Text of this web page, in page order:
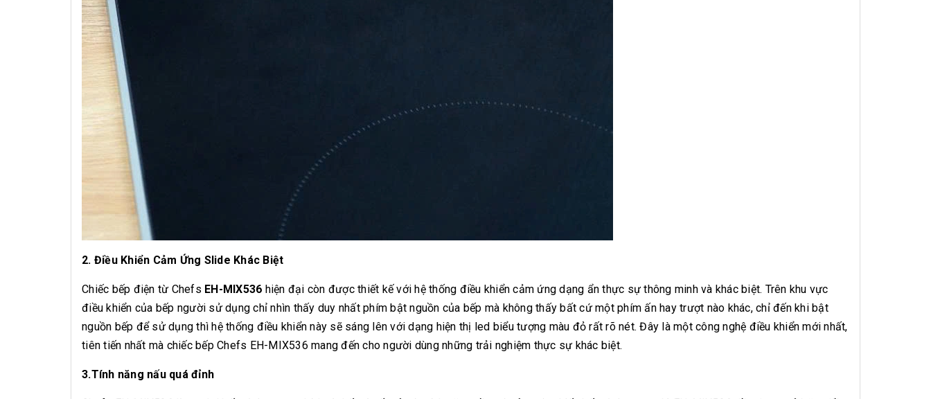
2. Điều Khiển Cảm Ứng Slide Khác Biệt
Chiếc bếp điện từ Chefs EH-MIX536 hiện đại còn được thiết kế với hệ thống điều khiển cảm ứng dạng ẩn thực sự thông minh và khác biệt. Trên khu vực
điều khiển của bếp người sử dụng chỉ nhìn thấy duy nhất phím bật nguồn của bếp mà không thấy bất cứ một phím ấn hay trượt nào khác, chỉ đến khi bật
nguồn bếp để sử dụng thì hệ thống điều khiển này sẽ sáng lên với dạng hiện thị led biểu tượng màu đỏ rất rõ nét. Đây là một công nghệ điều khiển mới nhất,
tiên tiến nhất mà chiếc bếp Chefs EH-MIX536 mang đến cho người dùng những trải nghiệm thực sự khác biệt.
3.Tính năng nấu quá đỉnh